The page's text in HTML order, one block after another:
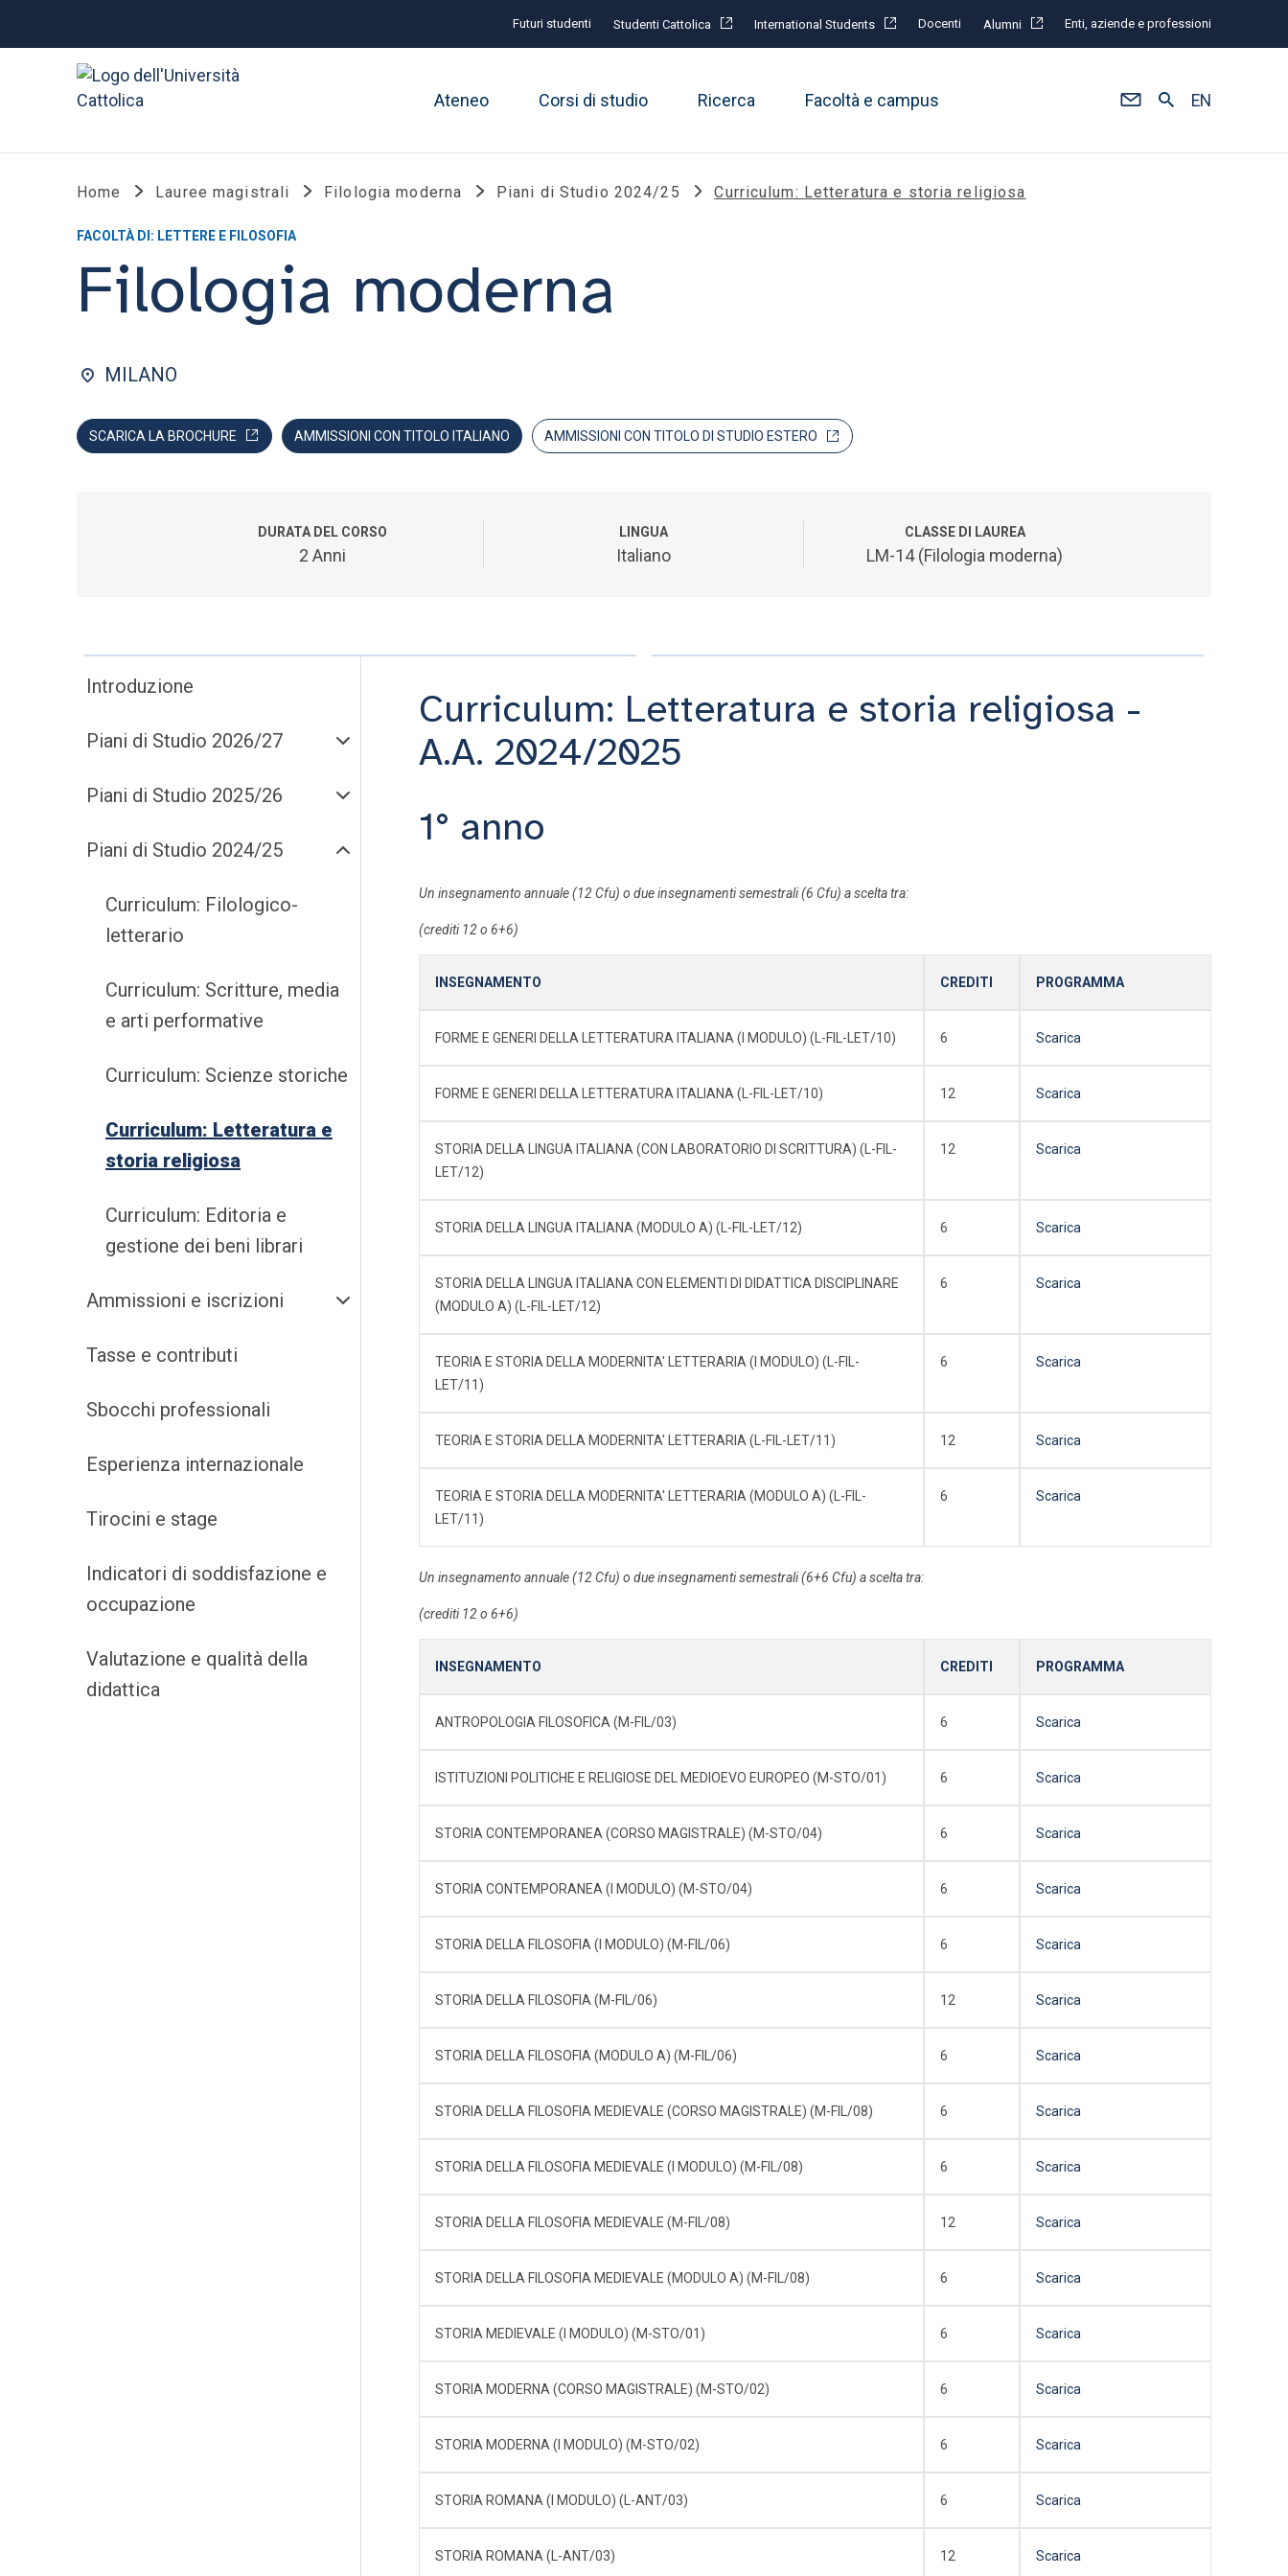
Futuri studenti Studenti Cattolica International Students Docenti Alumni Enti, aziende e professioni
Ateneo Corsi di studio Ricerca Facoltà e campus EN
Home Lauree magistrali Filologia moderna Piani di Studio 2024/25 Curriculum: Letteratura e storia religiosa
FACOLTÀ DI: LETTERE E FILOSOFIA
Filologia moderna
MILANO
SCARICA LA BROCHURE AMMISSIONI CON TITOLO ITALIANO AMMISSIONI CON TITOLO DI STUDIO ESTERO
DURATA DEL CORSO
2 Anni
LINGUA
Italiano
CLASSE DI LAUREA
LM-14 (Filologia moderna)
Introduzione
Piani di Studio 2026/27
Piani di Studio 2025/26
Piani di Studio 2024/25
Curriculum: Filologico-
letterario
Curriculum: Scritture, media
e arti performative
Curriculum: Scienze storiche
Curriculum: Letteratura e
storia religiosa
Curriculum: Editoria e
gestione dei beni librari
Ammissioni e iscrizioni
Tasse e contributi
Sbocchi professionali
Esperienza internazionale
Tirocini e stage
Indicatori di soddisfazione e
occupazione
Valutazione e qualità della
didattica
Curriculum: Letteratura e storia religiosa -
A.A. 2024/2025
1° anno
Un insegnamento annuale (12 Cfu) o due insegnamenti semestrali (6 Cfu) a scelta tra:
(crediti 12 o 6+6)
INSEGNAMENTO CREDITI PROGRAMMA
FORME E GENERI DELLA LETTERATURA ITALIANA (I MODULO) (L-FIL-LET/10) 6 Scarica
FORME E GENERI DELLA LETTERATURA ITALIANA (L-FIL-LET/10) 12 Scarica
STORIA DELLA LINGUA ITALIANA (CON LABORATORIO DI SCRITTURA) (L-FIL-
LET/12)
12 Scarica
STORIA DELLA LINGUA ITALIANA (MODULO A) (L-FIL-LET/12) 6 Scarica
STORIA DELLA LINGUA ITALIANA CON ELEMENTI DI DIDATTICA DISCIPLINARE
(MODULO A) (L-FIL-LET/12)
6 Scarica
TEORIA E STORIA DELLA MODERNITA' LETTERARIA (I MODULO) (L-FIL-
LET/11)
6 Scarica
TEORIA E STORIA DELLA MODERNITA' LETTERARIA (L-FIL-LET/11) 12 Scarica
TEORIA E STORIA DELLA MODERNITA' LETTERARIA (MODULO A) (L-FIL-
LET/11)
6 Scarica
Un insegnamento annuale (12 Cfu) o due insegnamenti semestrali (6+6 Cfu) a scelta tra:
(crediti 12 o 6+6)
INSEGNAMENTO CREDITI PROGRAMMA
ANTROPOLOGIA FILOSOFICA (M-FIL/03) 6 Scarica
ISTITUZIONI POLITICHE E RELIGIOSE DEL MEDIOEVO EUROPEO (M-STO/01) 6 Scarica
STORIA CONTEMPORANEA (CORSO MAGISTRALE) (M-STO/04) 6 Scarica
STORIA CONTEMPORANEA (I MODULO) (M-STO/04) 6 Scarica
STORIA DELLA FILOSOFIA (I MODULO) (M-FIL/06) 6 Scarica
STORIA DELLA FILOSOFIA (M-FIL/06) 12 Scarica
STORIA DELLA FILOSOFIA (MODULO A) (M-FIL/06) 6 Scarica
STORIA DELLA FILOSOFIA MEDIEVALE (CORSO MAGISTRALE) (M-FIL/08) 6 Scarica
STORIA DELLA FILOSOFIA MEDIEVALE (I MODULO) (M-FIL/08) 6 Scarica
STORIA DELLA FILOSOFIA MEDIEVALE (M-FIL/08) 12 Scarica
STORIA DELLA FILOSOFIA MEDIEVALE (MODULO A) (M-FIL/08) 6 Scarica
STORIA MEDIEVALE (I MODULO) (M-STO/01) 6 Scarica
STORIA MODERNA (CORSO MAGISTRALE) (M-STO/02) 6 Scarica
STORIA MODERNA (I MODULO) (M-STO/02) 6 Scarica
STORIA ROMANA (I MODULO) (L-ANT/03) 6 Scarica
STORIA ROMANA (L-ANT/03) 12 Scarica